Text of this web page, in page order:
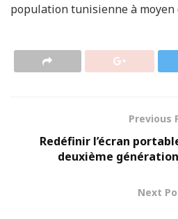
population tunisienne à moyen
Previous
Redéfinir l’écran
deuxième
Next